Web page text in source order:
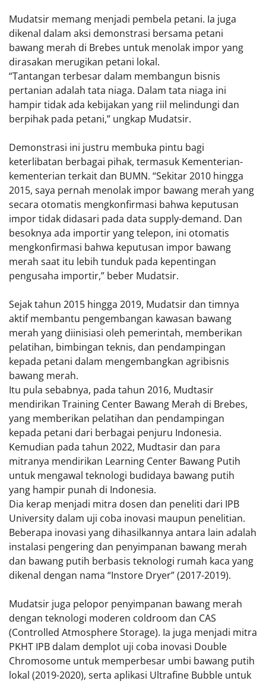
Mudatsir memang menjadi pembela petani. Ia juga
dikenal dalam aksi demonstrasi bersama petani
bawang merah di Brebes untuk menolak impor yang
dirasakan merugikan petani lokal.
“Tantangan terbesar dalam membangun bisnis
pertanian adalah tata niaga. Dalam tata niaga ini
hampir tidak ada kebijakan yang riil melindungi dan
berpihak pada petani,” ungkap Mudatsir.
Demonstrasi ini justru membuka pintu bagi
keterlibatan berbagai pihak, termasuk Kementerian-
kementerian terkait dan BUMN. “Sekitar 2010 hingga
2015, saya pernah menolak impor bawang merah yang
secara otomatis mengkonfirmasi bahwa keputusan
impor tidak didasari pada data supply-demand. Dan
besoknya ada importir yang telepon, ini otomatis
mengkonfirmasi bahwa keputusan impor bawang
merah saat itu lebih tunduk pada kepentingan
pengusaha importir,” beber Mudatsir.
Sejak tahun 2015 hingga 2019, Mudatsir dan timnya
aktif membantu pengembangan kawasan bawang
merah yang diinisiasi oleh pemerintah, memberikan
pelatihan, bimbingan teknis, dan pendampingan
kepada petani dalam mengembangkan agribisnis
bawang merah.
Itu pula sebabnya, pada tahun 2016, Mudtasir
mendirikan Training Center Bawang Merah di Brebes,
yang memberikan pelatihan dan pendampingan
kepada petani dari berbagai penjuru Indonesia.
Kemudian pada tahun 2022, Mudtasir dan para
mitranya mendirikan Learning Center Bawang Putih
untuk mengawal teknologi budidaya bawang putih
yang hampir punah di Indonesia.
Dia kerap menjadi mitra dosen dan peneliti dari IPB
University dalam uji coba inovasi maupun penelitian.
Beberapa inovasi yang dihasilkannya antara lain adalah
instalasi pengering dan penyimpanan bawang merah
dan bawang putih berbasis teknologi rumah kaca yang
dikenal dengan nama “Instore Dryer” (2017-2019).
Mudatsir juga pelopor penyimpanan bawang merah
dengan teknologi moderen coldroom dan CAS
(Controlled Atmosphere Storage). Ia juga menjadi mitra
PKHT IPB dalam demplot uji coba inovasi Double
Chromosome untuk memperbesar umbi bawang putih
lokal (2019-2020), serta aplikasi Ultrafine Bubble untuk